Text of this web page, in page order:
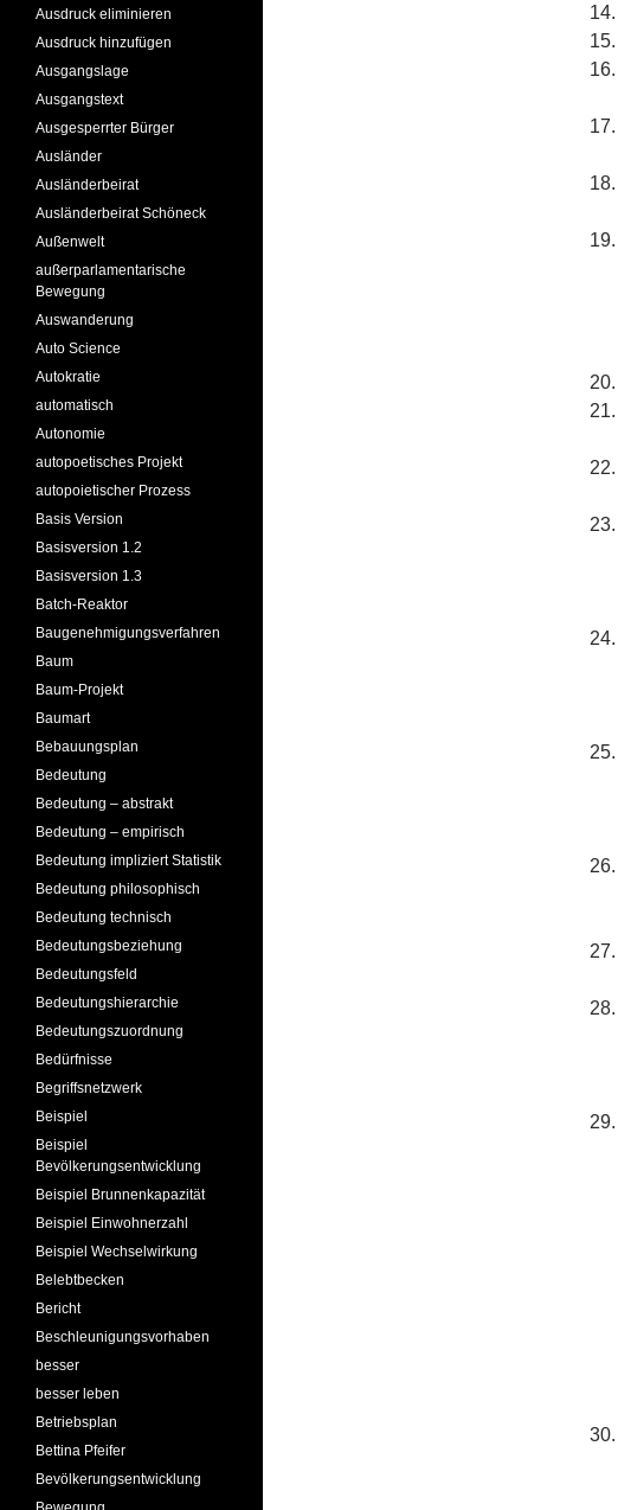
Ausdruck eliminieren
Ausdruck hinzufügen
Ausgangslage
Ausgangstext
Ausgesperrter Bürger
Ausländer
Ausländerbeirat
Ausländerbeirat Schöneck
Außenwelt
außerparlamentarische
Bewegung
Auswanderung
Auto Science
Autokratie
automatisch
Autonomie
autopoetisches Projekt
autopoietischer Prozess
Basis Version
Basisversion 1.2
Basisversion 1.3
Batch-Reaktor
Baugenehmigungsverfahren
Baum
Baum-Projekt
Baumart
Bebauungsplan
Bedeutung
Bedeutung – abstrakt
Bedeutung – empirisch
Bedeutung impliziert Statistik
Bedeutung philosophisch
Bedeutung technisch
Bedeutungsbeziehung
Bedeutungsfeld
Bedeutungshierarchie
Bedeutungszuordnung
Bedürfnisse
Begriffsnetzwerk
Beispiel
Beispiel
Bevölkerungsentwicklung
Beispiel Brunnenkapazität
Beispiel Einwohnerzahl
Beispiel Wechselwirkung
Belebtbecken
Bericht
Beschleunigungsvorhaben
besser
besser leben
Betriebsplan
Bettina Pfeifer
Bevölkerungsentwicklung